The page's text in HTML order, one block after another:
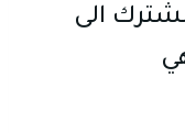
الى